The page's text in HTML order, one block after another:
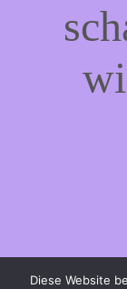
Diese Website